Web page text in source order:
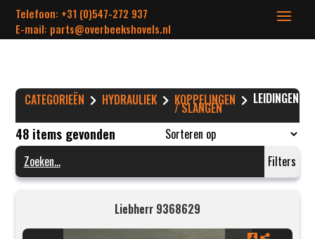
Telefoon: +31 (0)547-272 937
E-mail: parts@overbeekshovels.nl
CATEGORIEËN HYDRAULIEK KOPPELINGEN
/ SLANGEN
LEIDINGEN
48 items gevonden
Filters
Liebherr 9368629